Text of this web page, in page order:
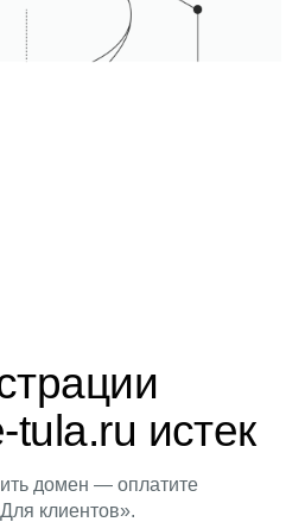
истек
домен — оплатите
клиентов».